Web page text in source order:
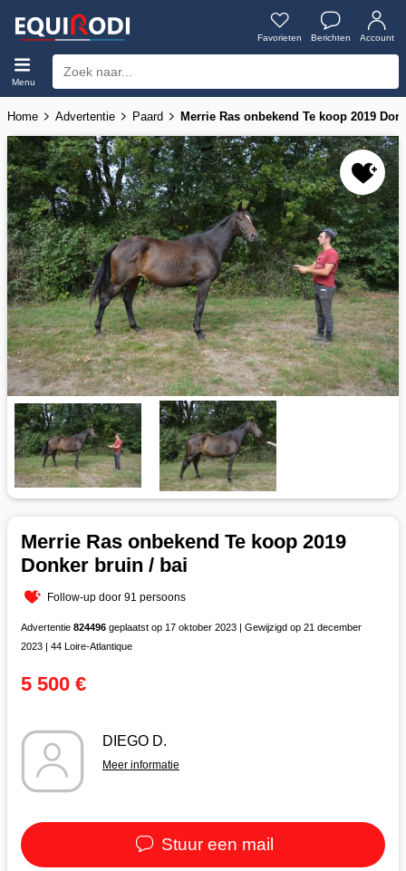
Favorieten Berichten Account
Menu
Home Advertentie Paard Merrie Ras onbekend Te koop 2019
Merrie Ras onbekend Te koop 2019
Donker bruin / bai
Follow-up door 91 persoons
Advertentie 824496 geplaatst op 17 oktober 2023 | Gewijzigd op 21 december
2023 | 44 Loire-Atlantique
5 500 €
DIEGO D.
Meer informatie
Stuur een mail